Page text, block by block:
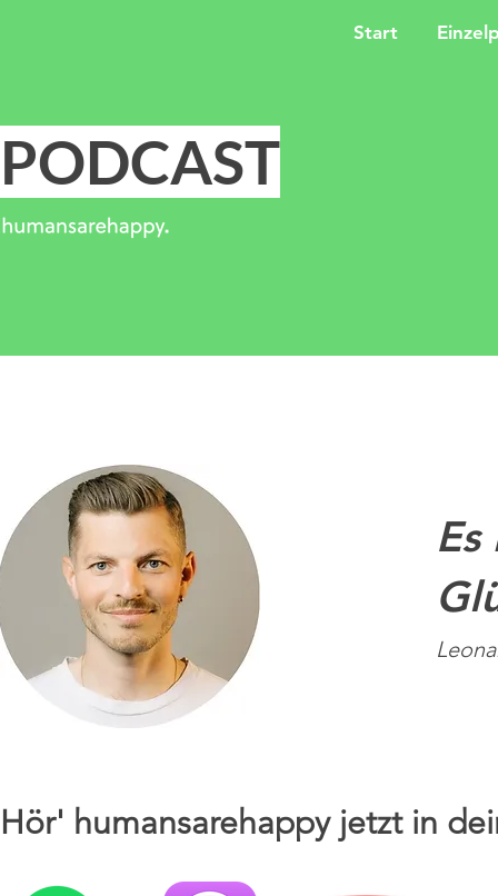
Start
PODCAST
Hör' humansarehappy jetzt in